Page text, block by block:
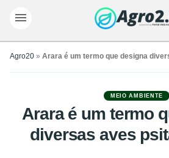
Agro20 » Arara é um termo que designa
MEIO AMBIENTE
Arara é um termo
diversas aves